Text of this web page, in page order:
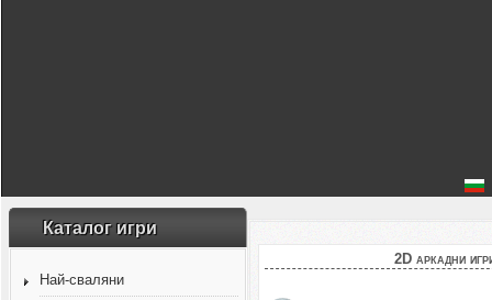
Каталог игри
Най-сваляни
2D аркадни